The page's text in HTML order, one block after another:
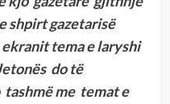
shpirt gazetarisë
tema e laryshi
do të
tashmë me temat e